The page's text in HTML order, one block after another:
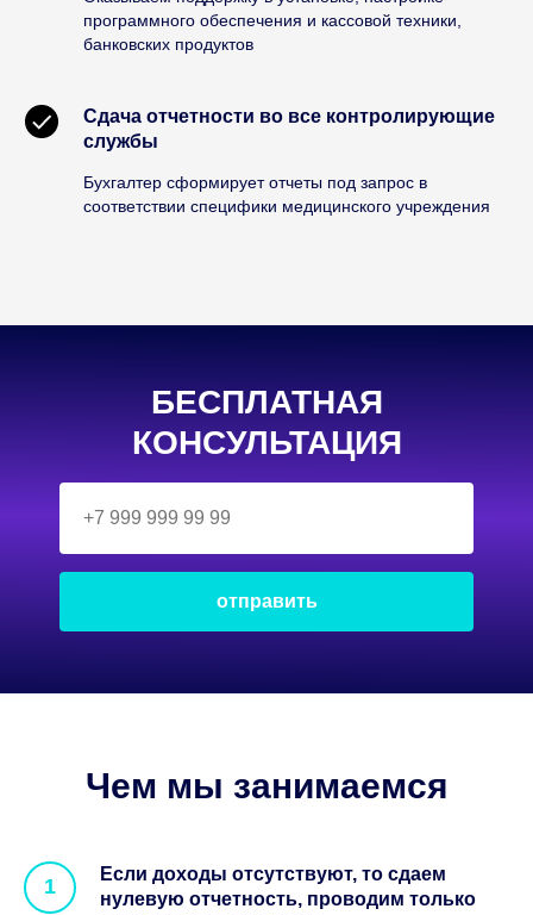
программного обеспечения и кассовой техники,
банковских продуктов
Сдача отчетности во все контролирующие
службы
Бухгалтер сформирует отчеты под запрос в
соответствии специфики медицинского учреждения
БЕСПЛАТНАЯ
КОНСУЛЬТАЦИЯ
отправить
Чем мы занимаемся
Если доходы отсутствуют, то сдаем
нулевую отчетность, проводим только